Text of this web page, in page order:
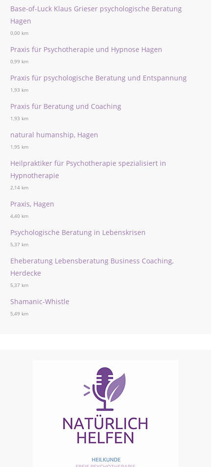
Base-of-Luck Klaus Grieser psychologische Beratung
Hagen
0,00 km
Praxis für Psychotherapie und Hypnose Hagen
0,99 km
Praxis für psychologische Beratung und Entspannung
1,93 km
Praxis für Beratung und Coaching
1,93 km
natural humanship, Hagen
1,95 km
Heilpraktiker für Psychotherapie spezialisiert in
Hypnotherapie
2,14 km
Praxis, Hagen
4,40 km
Psychologische Beratung in Lebenskrisen
5,37 km
Eheberatung Lebensberatung Business Coaching,
Herdecke
5,37 km
Shamanic-Whistle
5,49 km